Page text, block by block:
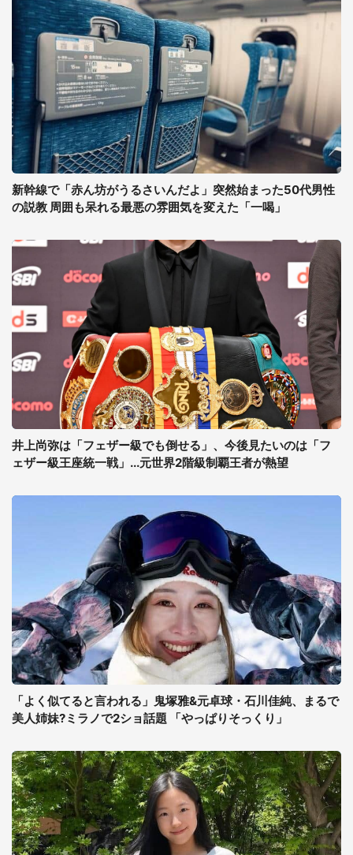
新幹線で「赤ん坊がうるさいんだよ」突然始まった50代男性
の説教 周囲も呆れる最悪の雰囲気を変えた「一喝」
井上尚弥は「フェザー級でも倒せる」、今後見たいのは「フ
ェザー級王座統一戦」...元世界2階級制覇王者が熱望
「よく似てると言われる」鬼塚雅&元卓球・石川佳純、まるで
美人姉妹?ミラノで2ショ話題 「やっぱりそっくり」